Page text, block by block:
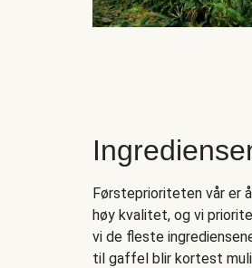
Førsteprioriteten vår er
høy kvalitet, og vi
vi de fleste
til gaffel blir kortest